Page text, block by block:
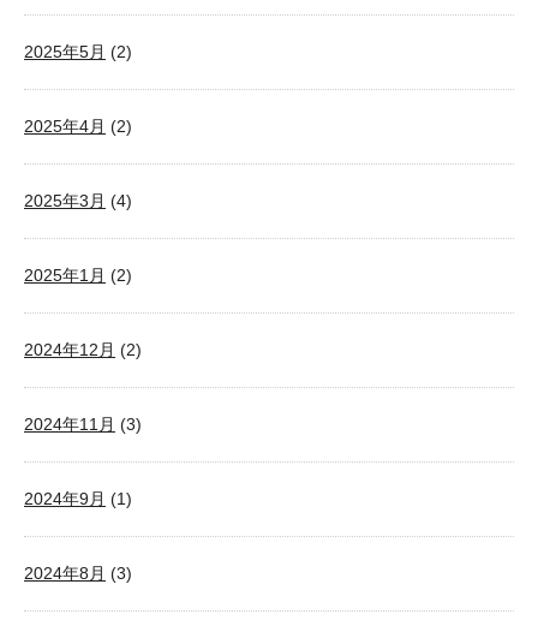
2025年5月 (2)
2025年4月 (2)
2025年3月 (4)
2025年1月 (2)
2024年12月 (2)
2024年11月 (3)
2024年9月 (1)
2024年8月 (3)